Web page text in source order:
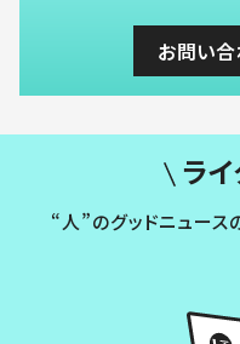
お問い
ラ
“人”のグッドニュース